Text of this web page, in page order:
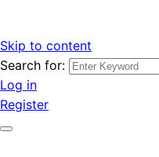
Skip to content
รับจ้างโพสต์ขายบ้านราคาถู
หา โพสต์คุณภาพ ราคาคุ้มค่า
เว็บไซต์ รับจ้างโพสต์ขายบ้า
ขายบ้าน รับโพสต์ที่ดิน อสังห
เกิ้ลหน้าแรกทุกโพสต์ได้จริง ที่
Search for:
Log in
Register